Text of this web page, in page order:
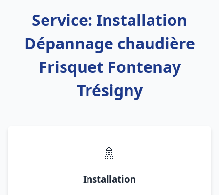
Service: Installation
Dépannage chaudière
Frisquet Fontenay
Trésigny
🚿
Installation